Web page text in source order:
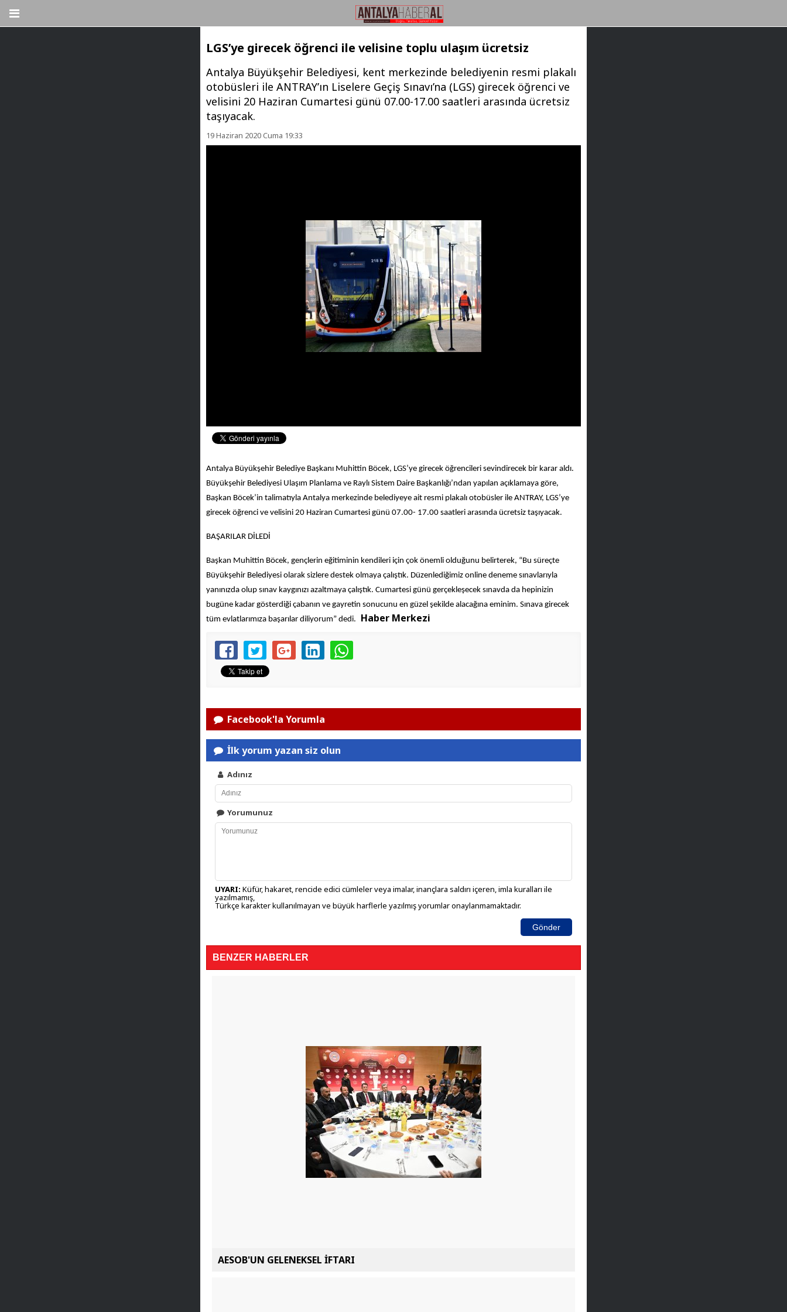
LGS’ye girecek öğrenci ile velisine toplu ulaşım ücretsiz
Antalya Büyükşehir Belediyesi, kent merkezinde belediyenin resmi plakalı
otobüsleri ile ANTRAY’ın Liselere Geçiş Sınavı’na (LGS) girecek öğrenci ve
velisini 20 Haziran Cumartesi günü 07.00-17.00 saatleri arasında ücretsiz
taşıyacak.
19 Haziran 2020 Cuma 19:33
Antalya Büyükşehir Belediye Başkanı Muhittin Böcek, LGS’ye girecek öğrencileri sevindirecek bir karar aldı.
Büyükşehir Belediyesi Ulaşım Planlama ve Raylı Sistem Daire Başkanlığı’ndan yapılan açıklamaya göre,
Başkan Böcek’in talimatıyla Antalya merkezinde belediyeye ait resmi plakalı otobüsler ile ANTRAY, LGS’ye
girecek öğrenci ve velisini 20 Haziran Cumartesi günü 07.00- 17.00 saatleri arasında ücretsiz taşıyacak.
BAŞARILAR DİLEDİ
Başkan Muhittin Böcek, gençlerin eğitiminin kendileri için çok önemli olduğunu belirterek, “Bu süreçte
Büyükşehir Belediyesi olarak sizlere destek olmaya çalıştık. Düzenlediğimiz online deneme sınavlarıyla
yanınızda olup sınav kaygınızı azaltmaya çalıştık. Cumartesi günü gerçekleşecek sınavda da hepinizin
bugüne kadar gösterdiği çabanın ve gayretin sonucunu en güzel şekilde alacağına eminim. Sınava girecek
tüm evlatlarımıza başarılar diliyorum” dedi.
Haber Merkezi
Facebook'la Yorumla
İlk yorum yazan siz olun
Adınız
Yorumunuz
UYARI: Küfür, hakaret, rencide edici cümleler veya imalar, inançlara saldırı içeren, imla kuralları ile
yazılmamış,
Türkçe karakter kullanılmayan ve büyük harflerle yazılmış yorumlar onaylanmamaktadır.
Gönder
BENZER HABERLER
AESOB'UN GELENEKSEL İFTARI